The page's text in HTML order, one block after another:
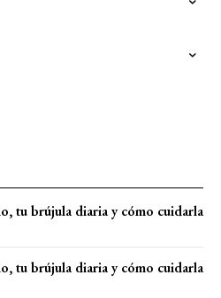
tu brújula diaria y cómo cuidarla
tu brújula diaria y cómo cuidarla